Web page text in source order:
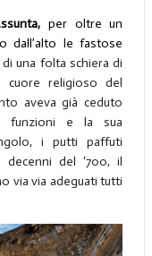
per oltre un
dall’alto le fastose
una folta schiera di
cuore religioso del
aveva già ceduto
funzioni e la sua
i putti paffuti
del ‘700, il
via via adeguati tutti